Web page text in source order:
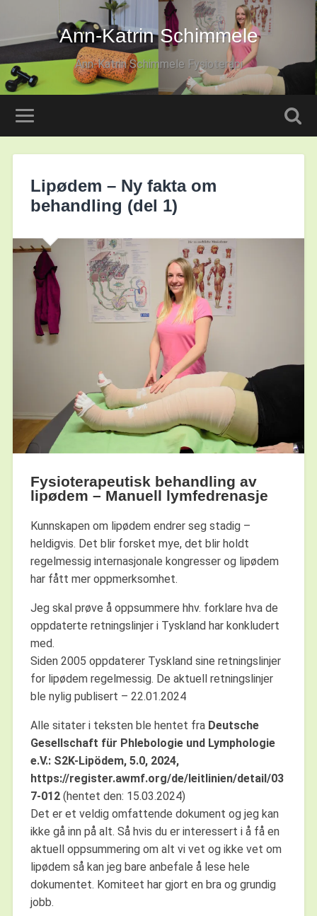
Ann-Katrin Schimmele
Ann-Katrin Schimmele Fysioterapi
Lipødem – Ny fakta om
behandling (del 1)
Fysioterapeutisk behandling av
lipødem – Manuell lymfedrenasje
Kunnskapen om lipødem endrer seg stadig –
heldigvis. Det blir forsket mye, det blir holdt
regelmessig internasjonale kongresser og lipødem
har fått mer oppmerksomhet.
Jeg skal prøve å oppsummere hhv. forklare hva de
oppdaterte retningslinjer i Tyskland har konkludert
med.
Siden 2005 oppdaterer Tyskland sine retningslinjer
for lipødem regelmessig. De aktuell retningslinjer
ble nylig publisert – 22.01.2024
Alle sitater i teksten ble hentet fra Deutsche
Gesellschaft für Phlebologie und Lymphologie
e.V.: S2K-Lipödem, 5.0, 2024,
https://register.awmf.org/de/leitlinien/detail/03
7-012(hentet den: 15.03.2024)
Det er et veldig omfattende dokument og jeg kan
ikke gå inn på alt. Så hvis du er interessert i å få en
aktuell oppsummering om alt vi vet og ikke vet om
lipødem så kan jeg bare anbefale å lese hele
dokumentet. Komiteet har gjort en bra og grundig
jobb.